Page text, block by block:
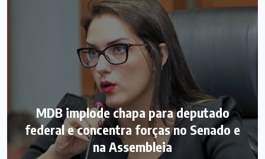
MDB implode chapa para deputado
federal e concentra forças no Senado e
na Assembleia